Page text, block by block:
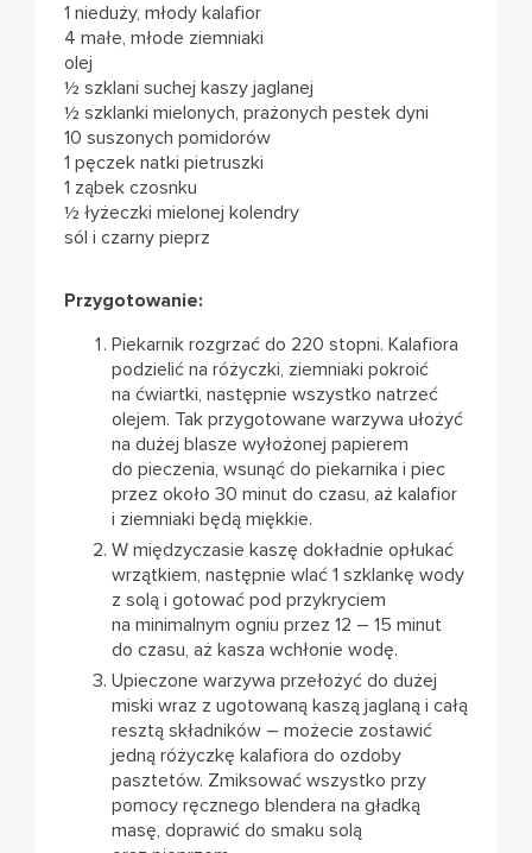
1 nieduży, młody kalafior
4 małe, młode ziemniaki
olej
½ szklani suchej kaszy jaglanej
½ szklanki mielonych, prażonych pestek dyni
10 suszonych pomidorów
1 pęczek natki pietruszki
1 ząbek czosnku
½ łyżeczki mielonej kolendry
sól i czarny pieprz
Przygotowanie:
Piekarnik rozgrzać do 220 stopni. Kalafiora
podzielić na różyczki, ziemniaki pokroić
na ćwiartki, następnie wszystko natrzeć
olejem. Tak przygotowane warzywa ułożyć
na dużej blasze wyłożonej papierem
do pieczenia, wsunąć do piekarnika i piec
przez około 30 minut do czasu, aż kalafior
i ziemniaki będą miękkie.
W międzyczasie kaszę dokładnie opłukać
wrzątkiem, następnie wlać 1 szklankę wody
z solą i gotować pod przykryciem
na minimalnym ogniu przez 12 – 15 minut
do czasu, aż kasza wchłonie wodę.
Upieczone warzywa przełożyć do dużej
miski wraz z ugotowaną kaszą jaglaną i całą
resztą składników – możecie zostawić
jedną różyczkę kalafiora do ozdoby
pasztetów. Zmiksować wszystko przy
pomocy ręcznego blendera na gładką
masę, doprawić do smaku solą